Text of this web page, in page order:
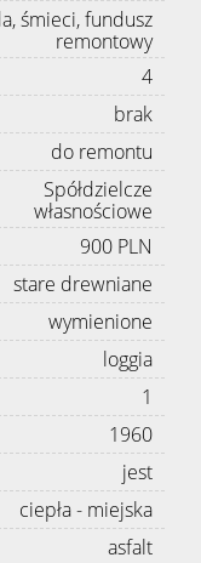
śmieci, fundusz
remontowy
4
brak
do remontu
Spółdzielcze
własnościowe
900 PLN
stare drewniane
wymienione
loggia
1
1960
jest
ciepła - miejska
asfalt